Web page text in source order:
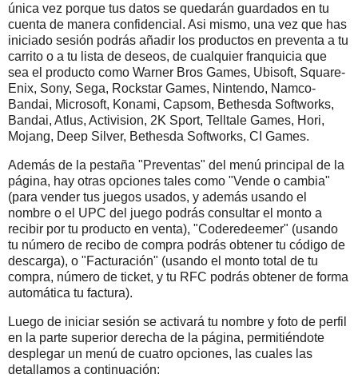
única vez porque tus datos se quedarán guardados en tu
cuenta de manera confidencial. Asi mismo, una vez que has
iniciado sesión podrás añadir los productos en preventa a tu
carrito o a tu lista de deseos, de cualquier franquicia que
sea el producto como Warner Bros Games, Ubisoft, Square-
Enix, Sony, Sega, Rockstar Games, Nintendo, Namco-
Bandai, Microsoft, Konami, Capsom, Bethesda Softworks,
Bandai, Atlus, Activision, 2K Sport, Telltale Games, Hori,
Mojang, Deep Silver, Bethesda Softworks, CI Games.
Además de la pestaña "Preventas" del menú principal de la
página, hay otras opciones tales como "Vende o cambia"
(para vender tus juegos usados, y además usando el
nombre o el UPC del juego podrás consultar el monto a
recibir por tu producto en venta), "Coderedeemer" (usando
tu número de recibo de compra podrás obtener tu código de
descarga), o "Facturación" (usando el monto total de tu
compra, número de ticket, y tu RFC podrás obtener de forma
automática tu factura).
Luego de iniciar sesión se activará tu nombre y foto de perfil
en la parte superior derecha de la página, permitiéndote
desplegar un menú de cuatro opciones, las cuales las
detallamos a continuación: